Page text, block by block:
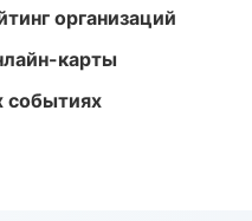
организаций
карты
событиях